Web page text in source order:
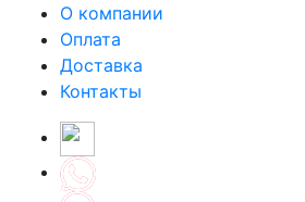
О компании
Оплата
Доставка
Контакты